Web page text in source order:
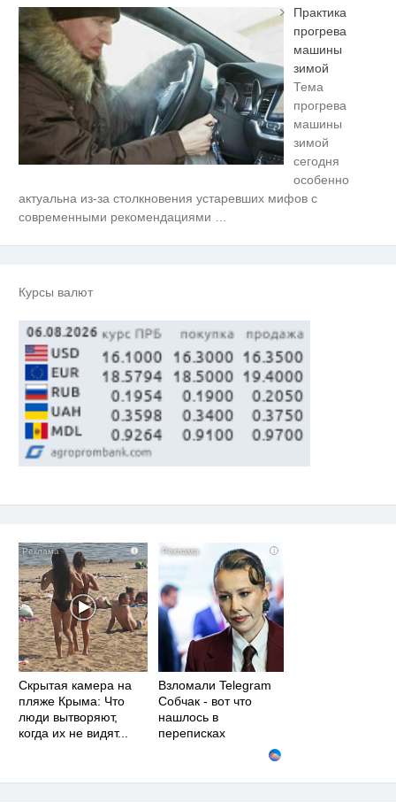
Практика
прогрева
машины
зимой
Тема
прогрева
машины
зимой
сегодня
особенно
актуальна из-за столкновения устаревших мифов с
современными рекомендациями
Курсы валют
i
Скрытая камера на
пляже Крыма: Что
люди вытворяют,
когда их не видят...
i
Взломали Telegram
Собчак - вот что
нашлось в
переписках